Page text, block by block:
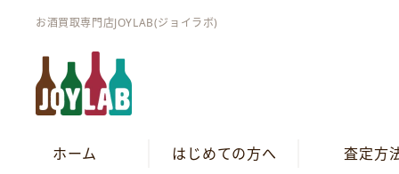
お酒買取専門店JOYLAB(ジョイラボ)
ホーム はじめての方へ 査定方